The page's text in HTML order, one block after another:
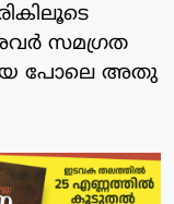
സമഗ്രത
പോലെ അതു